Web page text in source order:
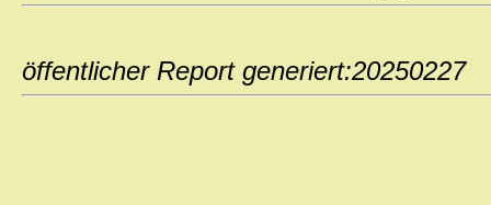
öffentlicher Report